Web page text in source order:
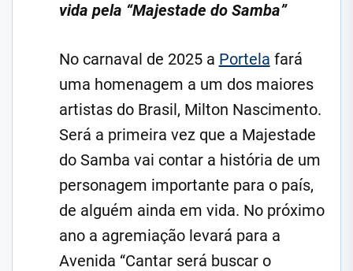
vida pela “Majestade do Samba”
No carnaval de 2025 a Portela fará
uma homenagem a um dos maiores
artistas do Brasil, Milton Nascimento.
Será a primeira vez que a Majestade
do Samba vai contar a história de um
personagem importante para o país,
de alguém ainda em vida. No próximo
ano a agremiação levará para a
Avenida “Cantar será buscar o